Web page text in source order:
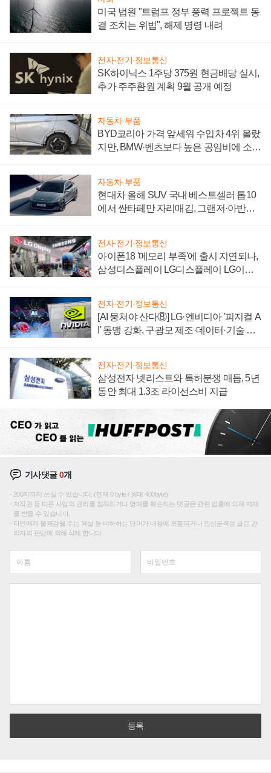
미국 법원 "트럼프 정부 풍력 프로젝트 동
결 조치는 위법", 해제 명령 내려
전자·전기·정보통신
SK하이닉스 1주당 375원 현금배당 실시,
추가 주주환원 계획 9월 공개 예정
자동차·부품
BYD코리아 가격 앞세워 수입차 4위 올랐
지만, BMW·벤츠보다 높은 공임비에 소비
자동차·부품
현대차 올해 SUV 국내 베스트셀러 톱10
에서 싼타페만 자리매김, 그랜저·아반떼
전자·전기·정보통신
아이폰18 '메모리 부족'에 출시 지연되나,
삼성디스플레이 LG디스플레이 LG이노
전자·전기·정보통신
[AI 뭉쳐야 산다⑧] LG·엔비디아 '피지컬 A
I' 동맹 강화, 구광모 제조·데이터·기술 결
전자·전기·정보통신
삼성전자 넷리스트와 특허분쟁 매듭, 5년
동안 최대 1.3조 라이선스비 지급
기사댓글0개
200자까지 쓰실 수 있습니다. (현재 0 byte / 최대 400byte)
저작권 등 다른 사람의 권리를 침해하거나 명예를 훼손하는 댓글은 관련 법률에 의해 제재
를 받을 수 있습니다.
타인에게 불쾌감을 주는 욕설 등 비하하는 단어가 내용에 포함되거나 인신공격성 글은 관
리자의 판단에 의해 삭제 합니다.